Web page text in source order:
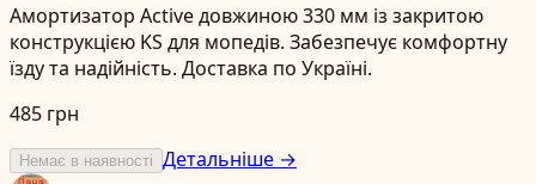
Амортизатор Active довжиною 330 мм із закритою
конструкцією KS для мопедів. Забезпечує комфортну
їзду та надійність. Доставка по Україні.
485 грн
Немає в наявності Детальніше →